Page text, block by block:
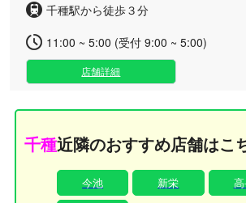
千種駅から徒歩３分
11:00 ~ 5:00 (受付 9:00 ~ 5:00)
店舗詳細
千種近隣のおすすめ店舗はこ
今池 新栄